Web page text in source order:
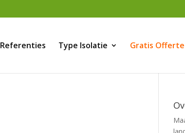
Referenties Type Isolatie Gratis Offerte